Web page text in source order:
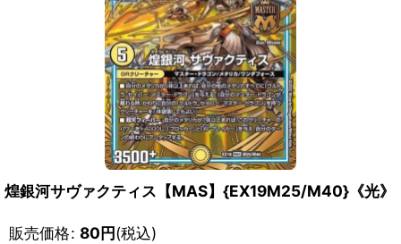
煌銀河サヴァクティス【MAS】{EX19M25/M40}《光》
販売価格: 80円(税込)